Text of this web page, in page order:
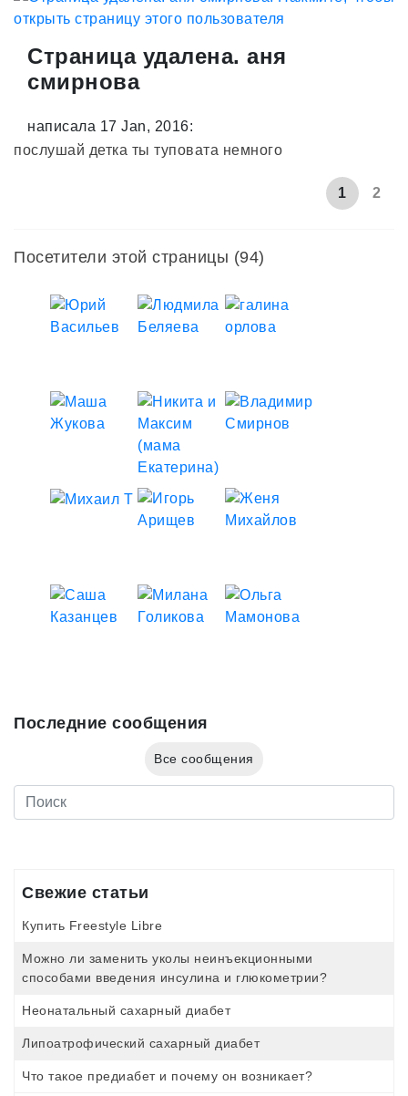
Страница удалена. аня
смирнова
написала 17 Jan, 2016:
послушай детка ты туповата немного
1 2
Посетители этой страницы (94)
Последние сообщения
Все сообщения
Свежие статьи
Купить Freestyle Libre
Можно ли заменить уколы неинъекционными
способами введения инсулина и глюкометрии?
Неонатальный сахарный диабет
Липоатрофический сахарный диабет
Что такое предиабет и почему он возникает?